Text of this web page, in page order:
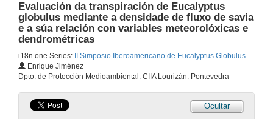
Evaluación da transpiración de Eucalyptus
globulus mediante a densidade de fluxo de savia
e a súa relación con variables meteorolóxicas e
dendrométricas
i18n.one.Series:
II Simposio Iberoamericano de Eucalyptus Globulus
Enrique Jiménez
Dpto. de Protección Medioambiental. CIIA Lourizán. Pontevedra
Ocultar
17 de out. de 2006
Mesa redonda
17 de out. de 2006
Modelling to support an industry: E. globulus plantation case study